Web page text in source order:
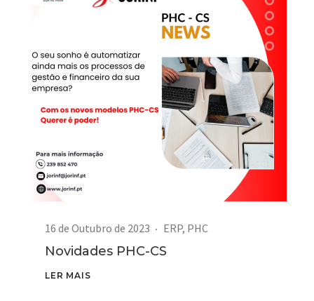
16 de Outubro de 2023 ERP, PHC
Novidades PHC-CS
LER MAIS